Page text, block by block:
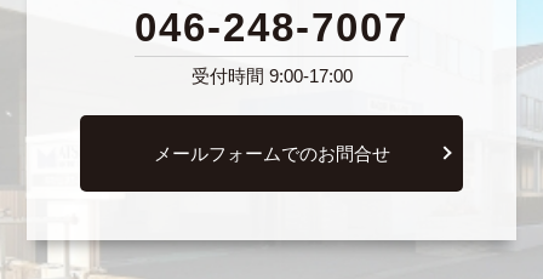
046-248-7007
受付時間 9:00-17:00
メールフォームでのお問合せ